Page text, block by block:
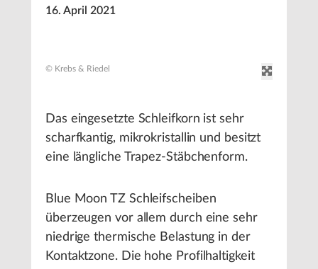
16. April 2021
© Krebs & Riedel
Das eingesetzte Schleifkorn ist sehr
scharfkantig, mikrokristallin und besitzt
eine längliche Trapez-Stäbchenform.
Blue Moon TZ Schleifscheiben
überzeugen vor allem durch eine sehr
niedrige thermische Belastung in der
Kontaktzone. Die hohe Profilhaltigkeit